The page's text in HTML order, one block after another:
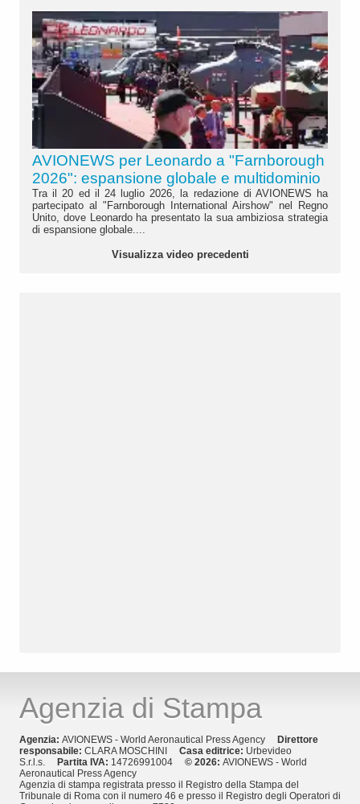
AVIONEWS per Leonardo a "Farnborough
2026": espansione globale e multidominio
Tra il 20 ed il 24 luglio 2026, la redazione di AVIONEWS ha
partecipato al "Farnborough International Airshow" nel Regno
Unito, dove Leonardo ha presentato la sua ambiziosa strategia
di espansione globale....
Visualizza video precedenti
Agenzia di Stampa
Agenzia: AVIONEWS - World Aeronautical Press Agency
Direttore
responsabile: CLARA MOSCHINI Casa editrice: Urbevideo
S.r.l.s.
Partita IVA: 14726991004 © 2026: AVIONEWS - World
Aeronautical Press Agency
Agenzia di stampa registrata presso il Registro della Stampa del
Tribunale di Roma con il numero 46 e presso il Registro degli Operatori di